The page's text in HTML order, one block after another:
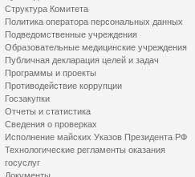
Структура Комитета
Политика оператора персональных данных
Подведомственные учреждения
Образовательные медицинские учреждения
Публичная декларация целей и задач
Программы и проекты
Противодействие коррупции
Госзакупки
Отчеты и статистика
Сведения о проверках
Исполнение майских Указов Президента РФ
Технологические регламенты оказания
госуслуг